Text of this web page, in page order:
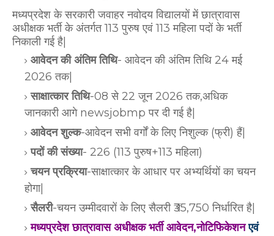
मध्यप्रदेश के सरकारी जवाहर नवोदय विद्यालयों में छात्रावास
अधीक्षक भर्ती के अंतर्गत113 पुरुष एवं 113 महिला पदों के भर्ती
निकाली गई है|
आवेदन की अंतिम तिथि- आवेदन की अंतिम तिथि 24 मई
2026 तक|
साक्षात्कार तिथि-08 से 22 जून 2026 तक,अधिक
जानकारी आगे newsjobmp पर दी गई है|
आवेदन शुल्क-आवेदन सभी वर्गों के लिए निशुल्क (फ्री) हैं|
पदों की संख्या- 226 (113 पुरुष+113 महिला)
चयन प्रक्रिया-साक्षात्कार के आधार पर अभ्यर्थियों का चयन
होगा|
सैलरी-चयन उम्मीदवारों के लिए सैलरी ₹35,750 निर्धारित है|
मध्यप्रदेश छात्रावास अधीक्षक भर्ती आवेदन,नोटिफिकेशनएवं